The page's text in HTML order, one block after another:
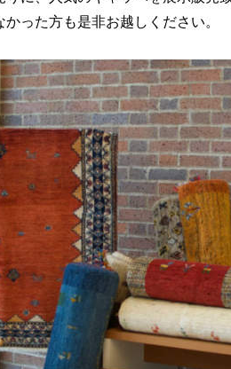
った方も是非お越しください。